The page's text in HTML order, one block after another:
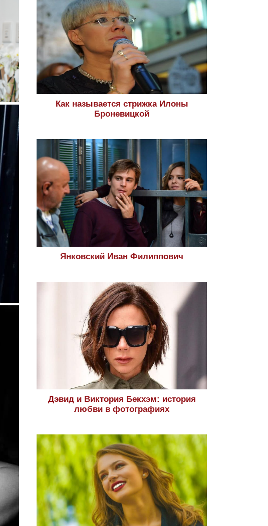
Как называется стрижка Илоны
Броневицкой
Янковский Иван Филиппович
Дэвид и Виктория Бекхэм: история
любви в фотографиях